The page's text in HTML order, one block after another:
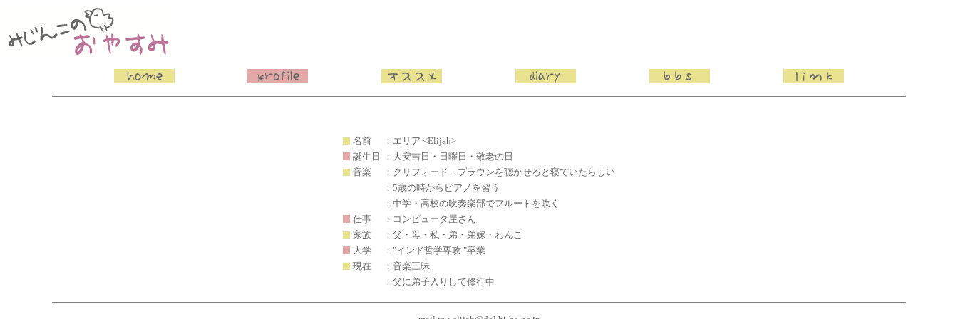
名前
：エリア <Elijah>
誕生日
：大安吉日・日曜日・敬老の日
音楽
：クリフォード・ブラウンを聴かせると寝ていたらしい
：5歳の時からピアノを習う
：中学・高校の吹奏楽部でフルートを吹く
仕事
：コンピュータ屋さん
家族
：父・母・私・弟・弟嫁・わんこ
大学
："インド哲学専攻 "卒業
現在
：音楽三昧
：父に弟子入りして修行中